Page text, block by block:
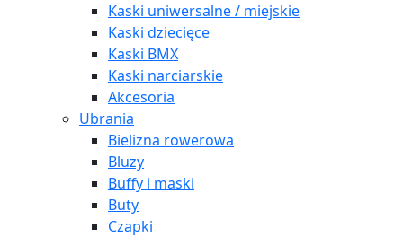
Kaski uniwersalne / miejskie
Kaski dziecięce
Kaski BMX
Kaski narciarskie
Akcesoria
Ubrania
Bielizna rowerowa
Bluzy
Buffy i maski
Buty
Czapki